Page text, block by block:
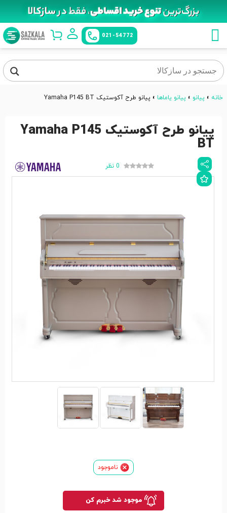
021-54772
خانه » پیانو » پیانو یاماها » پیانو طرح آکوستیک Yamaha P145 BT
پیانو طرح آکوستیک Yamaha P145
BT
موجود شد خبرم کن
ناموجود
0 نظر